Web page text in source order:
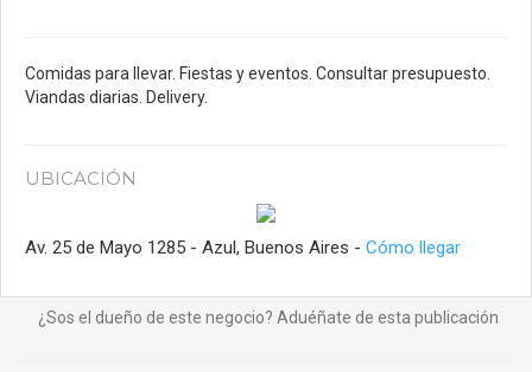
Comidas para llevar. Fiestas y eventos. Consultar presupuesto.
Viandas diarias. Delivery.
UBICACIÓN
Av. 25 de Mayo 1285 - Azul, Buenos Aires - Cómo llegar
¿Sos el dueño de este negocio? Aduéñate de esta publicación